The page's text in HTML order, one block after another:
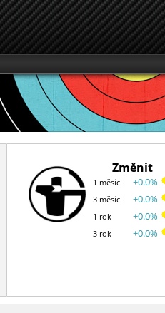
Změnit
1 měsíc
3 měsíc
1 rok
3 rok
+0.0%
+0.0%
+0.0%
+0.0%